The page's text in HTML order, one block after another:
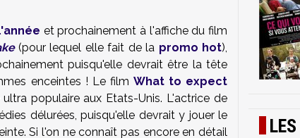
et prochainement à l'affiche du film
(pour lequel elle fait de la promo hot),
puisqu'elle devrait être la tête
enceintes ! Le film What to expect
populaire aux Etats-Unis. L'actrice de
délurées, puisqu'elle devrait y jouer le
Si l'on ne connaît pas encore en détail